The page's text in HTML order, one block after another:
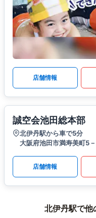
店舗情報
誠空会池田総本部
北伊丹駅から車で5分
大阪府池田市満寿美町5
店舗情報
北伊丹駅で他